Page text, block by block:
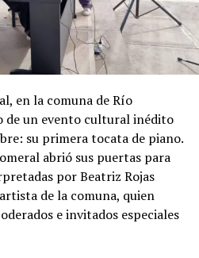
en la comuna de Río
de un evento cultural inédito
su primera tocata de piano.
abrió sus puertas para
por Beatriz Rojas
de la comuna, quien
e invitados especiales